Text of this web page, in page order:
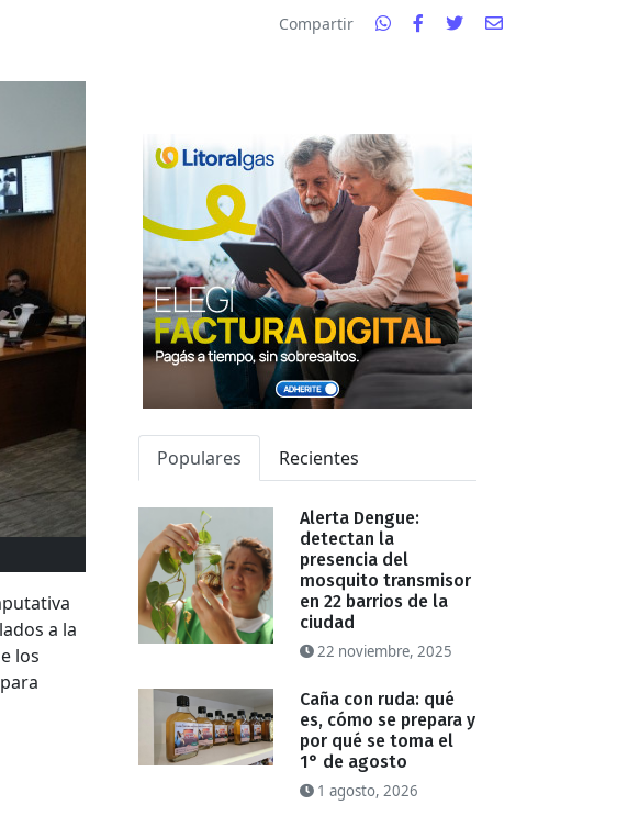
Compartir
a la
los
Populares Recientes
Alerta Dengue:
detectan la
presencia del
mosquito transmisor
en 22 barrios de la
ciudad
22 noviembre, 2025
Caña con ruda: qué
es, cómo se prepara y
por qué se toma el
1° de agosto
1 agosto, 2026